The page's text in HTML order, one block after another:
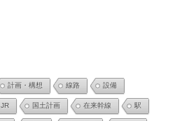
計画・構想 線路 設備
JR 国土計画 在来幹線 駅